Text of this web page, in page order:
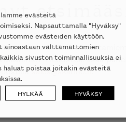
tilata kaikkien
Tiedustele lisää
sales@skanno.fi.
evästeitä
Napsauttamalla "Hyväksy"
evästeiden käyttöön.
ainoastaan välttämättömien
sivuston toiminnallisuuksia ei
haluat poistaa joitakin evästeitä
HYLKÄÄ HYVÄKSY